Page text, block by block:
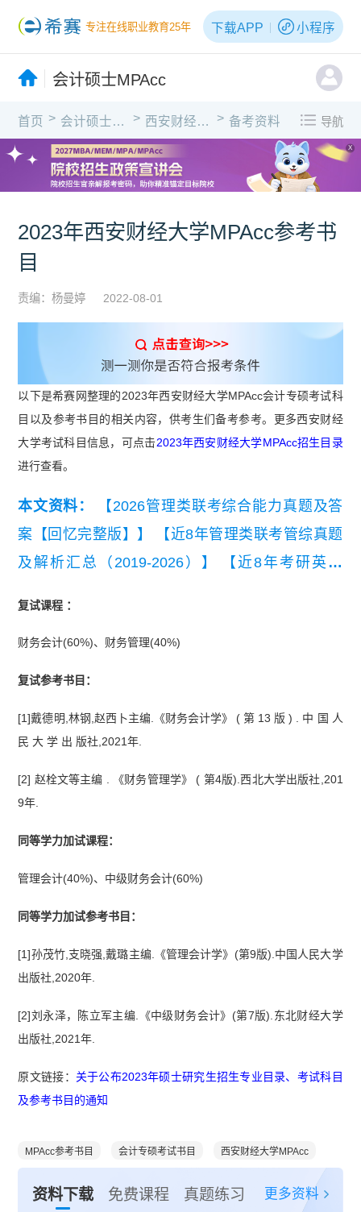
专注在线职业教育25年 下载APP 小程序
会计硕士MPAcc
首页 > 会计硕士MPAcc > 西安财经大学 > 备考资料 导航
X
2023年西安财经大学MPAcc参考书
目
责编：杨曼婷 2022-08-01
以下是希赛网整理的2023年西安财经大学MPAcc会计专硕考试科
目以及参考书目的相关内容，供考生们备考参考。更多西安财经
大学考试科目信息，可点击2023年西安财经大学MPAcc招生目录
进行查看。
本文资料：
【2026管理类联考综合能力真题及答
案【回忆完整版】】
【近8年管理类联考管综真题
及解析汇总（2019-2026）】
【近8年考研英语
复试课程 ：
财务会计(60%)、财务管理(40%)
复试参考书目：
[1]戴德明,林钢,赵西卜主编.《财务会计学》 ( 第 13 版 ) . 中 国 人
民 大 学 出 版社,2021年.
[2] 赵栓文等主编 . 《财务管理学》 ( 第4版).西北大学出版社,201
9年.
同等学力加试课程：
管理会计(40%)、中级财务会计(60%)
同等学力加试参考书目：
[1]孙茂竹,支晓强,戴璐主编.《管理会计学》(第9版).中国人民大学
出版社,2020年.
[2]刘永泽，陈立军主编.《中级财务会计》(第7版).东北财经大学
出版社,2021年.
原文链接： 关于公布2023年硕士研究生招生专业目录、考试科目
及参考书目的通知
MPAcc参考书目 会计专硕考试书目 西安财经大学MPAcc
资料下载 免费课程 真题练习 更多资料